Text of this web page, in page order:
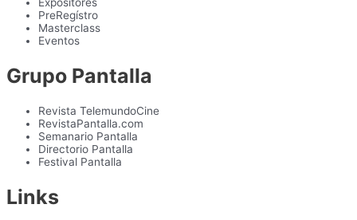
Expositores
PreRegístro
Masterclass
Eventos
Grupo Pantalla
Revista TelemundoCine
RevistaPantalla.com
Semanario Pantalla
Directorio Pantalla
Festival Pantalla
Links